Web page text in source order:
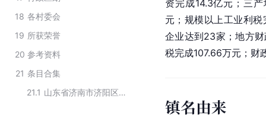
18 各村委会
19 所获荣誉
20 参考资料
21 条目合集
21.1
山东省济南市济阳区下辖行政区划
资完成14.3亿元；三
元；规模以上工业利
企业达到23家；地方
税完成107.66万元；
镇名由来